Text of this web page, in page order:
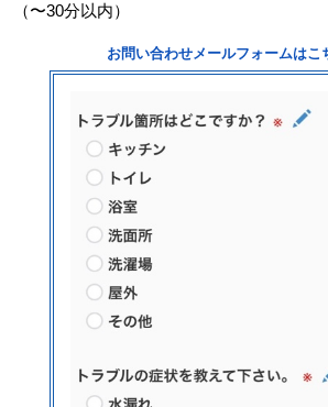
（〜30分以内）
お問い合わせメールフォームはこ